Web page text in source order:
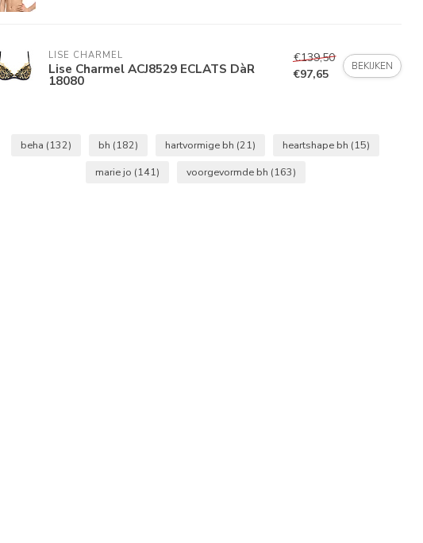
LISE CHARMEL
Lise Charmel ACJ8529 ECLATS DàR
18080
€139,50
€97,65
BEKIJKEN
beha (132) bh (182) hartvormige bh (21) heartshape bh (15)
marie jo (141) voorgevormde bh (163)